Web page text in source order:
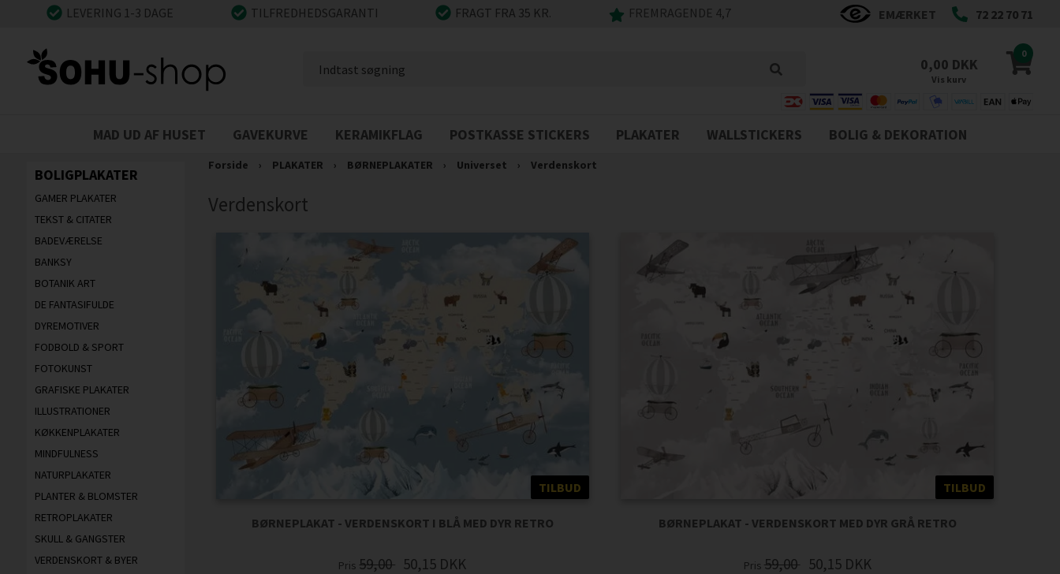
LEVERING 1-3 DAGE TILFREDHEDSGARANTI FRAGT FRA 35 KR. FREMRAGENDE 4,7 EMÆRKET 72 22 70 71
0
0,00 DKK
Vis kurv
MAD UD AF HUSET GAVEKURVE KERAMIKFLAG POSTKASSE STICKERS PLAKATER WALLSTICKERS BOLIG & DEKORATION
BOLIGPLAKATER
GAMER PLAKATER
TEKST & CITATER
BADEVÆRELSE
BANKSY
BOTANIK ART
DE FANTASIFULDE
DYREMOTIVER
FODBOLD & SPORT
FOTOKUNST
GRAFISKE PLAKATER
ILLUSTRATIONER
KØKKENPLAKATER
MINDFULNESS
NATURPLAKATER
PLANTER & BLOMSTER
RETROPLAKATER
SKULL & GANGSTER
VERDENSKORT & BYER
Forside › PLAKATER › BØRNEPLAKATER › Universet › Verdenskort
Verdenskort
TILBUD
BØRNEPLAKAT - VERDENSKORT I BLÅ MED DYR RETRO
Pris59,00 50,15 DKK
TILBUD
BØRNEPLAKAT - VERDENSKORT MED DYR GRÅ RETRO
Pris 59,00 50,15 DKK